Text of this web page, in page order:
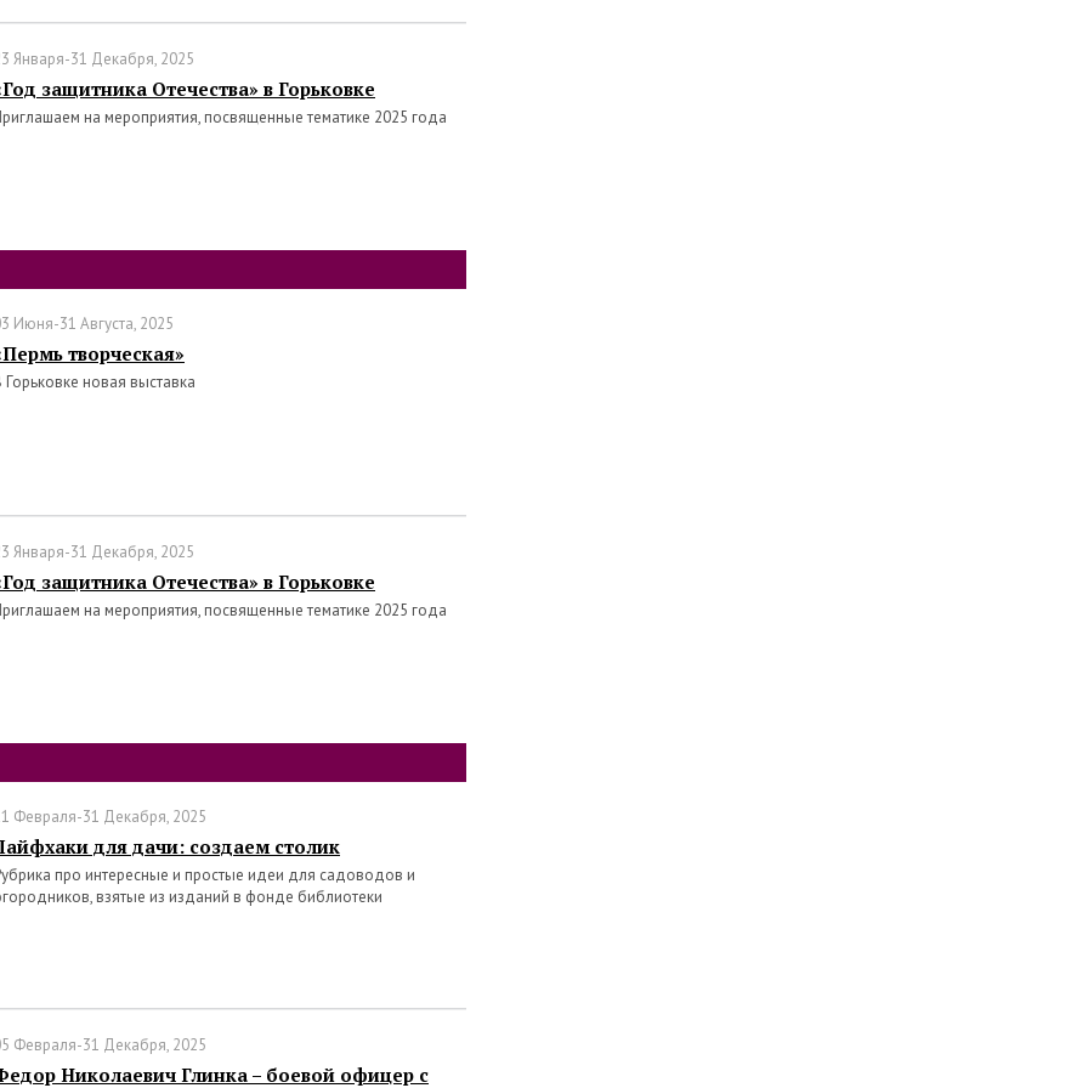
Января-31 Декабря, 2025
защитника Отечества» в Горьковке
на мероприятия, посвященные тематике 2025 года
Июня-31 Августа, 2025
творческая»
Горьковке новая выставка
Января-31 Декабря, 2025
защитника Отечества» в Горьковке
на мероприятия, посвященные тематике 2025 года
Февраля-31 Декабря, 2025
для дачи: создаем столик
про интересные и простые идеи для садоводов и
взятые из изданий в фонде библиотеки
Февраля-31 Декабря, 2025
Николаевич Глинка – боевой офицер с